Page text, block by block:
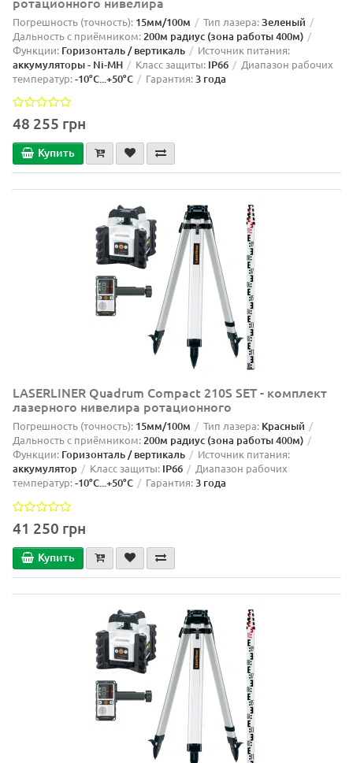
Погрешность (точность): 15мм/100м Тип лазера:Зеленый
Дальность с приёмником:200м радиус (зона работы 400м)
Функции: Горизонталь / вертикаль Источник питания:
аккумуляторы - Ni-MH Класс защиты: IP66
Диапазон рабочих
температур:-10°C...+50°C Гарантия:3 года
48 255 грн
Купить
LASERLINER Quadrum Compact 210S SET - комплект
лазерного нивелира ротационного
Погрешность (точность): 15мм/100м Тип лазера: Красный
Дальность с приёмником:200м радиус (зона работы 400м)
Функции: Горизонталь / вертикаль Источник питания:
аккумулятор Класс защиты: IP66
Диапазон рабочих
температур:-10°C...+50°C Гарантия:3 года
41 250 грн
Купить